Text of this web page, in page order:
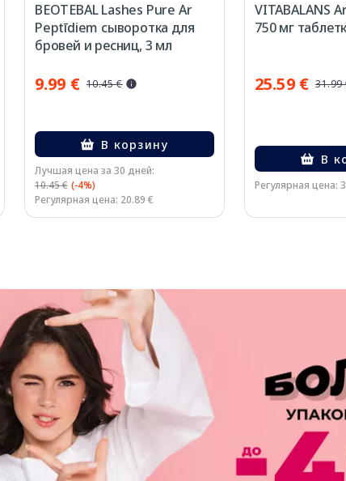
BEOTEBAL Lashes Pure Ar
Peptīdiem сыворотка для
бровей и ресниц, 3 мл
9.99 € 10.45 €
В корзину
Лучшая цена за 30 дней:
10.45 € (-4%)
Регулярная цена: 20.89 €
VITABALANS
750 мг
25.59 € 31.99
В
Регулярная цена: